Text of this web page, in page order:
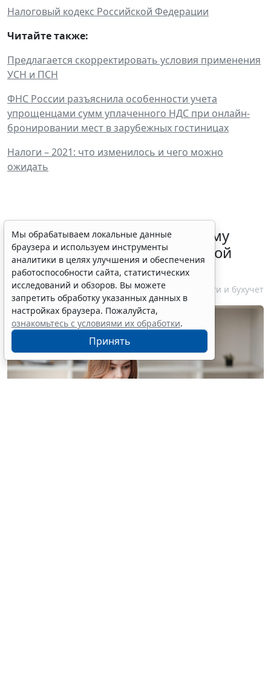
Налоговый кодекс Российской Федерации
Читайте также:
Предлагается скорректировать условия применения
УСН и ПСН
ФНС России разъяснила особенности учета
упрощенцами сумм уплаченного НДС при онлайн-
бронировании мест в зарубежных гостиницах
Налоги – 2021: что изменилось и чего можно
ожидать
ФНС России рассказала малому
бизнесу о порядке упрощенной
ликвидации компании
7 августа 2026 18:16 Налоги и бухучет
Мы обрабатываем локальные данные
браузера и используем инструменты
аналитики в целях улучшения и обеспечения
работоспособности сайта, статистических
исследований и обзоров. Вы можете
запретить обработку указанных данных в
настройках браузера. Пожалуйста,
ознакомьтесь с условиями их обработки.
Принять